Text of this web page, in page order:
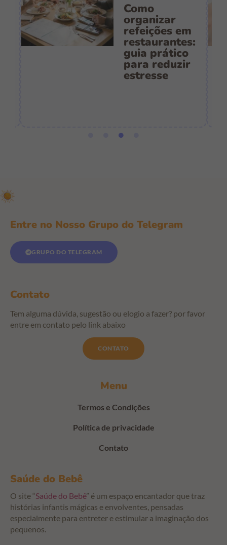
Como
organizar
refeições em
restaurantes:
guia prático
para reduzir
estresse
Saúde do Bebê
O site “Saúde do Bebê” é um espaço encantador que traz
histórias infantis mágicas e envolventes, pensadas
especialmente para entreter e estimular a imaginação dos
pequenos.
Menu
Termos e Condições
Política de privacidade
Contato
Entre no Nosso Grupo do Telegram
GRUPO DO TELEGRAM
Contato
Tem alguma dúvida, sugestão ou elogio a fazer? por favor
entre em contato pelo link abaixo
CONTATO